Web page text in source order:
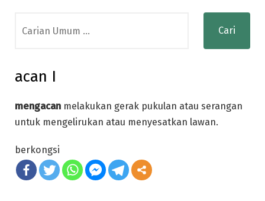
for:
acan I
mengacan melakukan gerak pukulan atau serangan
untuk mengelirukan atau menyesatkan lawan.
berkongsi